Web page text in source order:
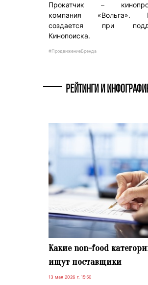
Прокатчик –
компания «Вольга».
создается при
Кинопоиска.
#ПродвижениеБренда
РЕЙТИНГИ И
Какие non-food
ищут поставщики
13 мая 2026 г. 15:50